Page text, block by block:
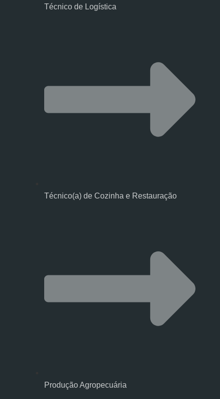
Técnico de Logística
Técnico(a) de Cozinha e Restauração
Produção Agropecuária